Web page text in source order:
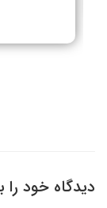
دیدگاه خود را